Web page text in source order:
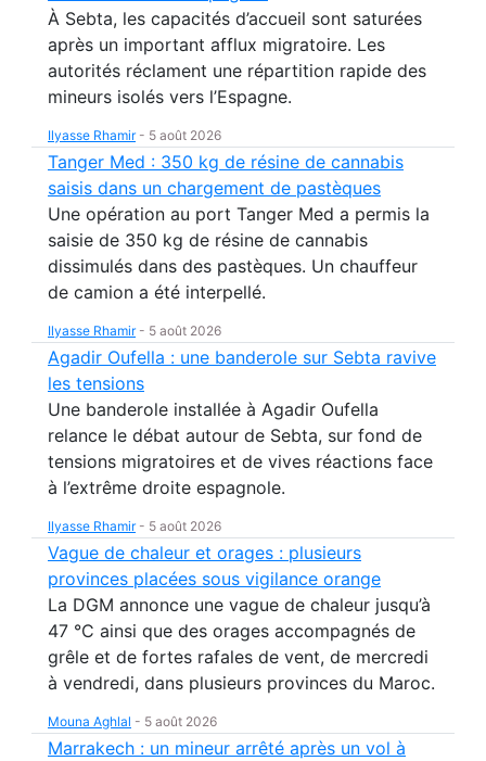
À Sebta, les capacités d’accueil sont saturées
après un important afflux migratoire. Les
autorités réclament une répartition rapide des
mineurs isolés vers l’Espagne.
Ilyasse Rhamir- 5 août 2026
Tanger Med : 350 kg de résine de cannabis
saisis dans un chargement de pastèques
Une opération au port Tanger Med a permis la
saisie de 350 kg de résine de cannabis
dissimulés dans des pastèques. Un chauffeur
de camion a été interpellé.
Ilyasse Rhamir- 5 août 2026
Agadir Oufella : une banderole sur Sebta ravive
les tensions
Une banderole installée à Agadir Oufella
relance le débat autour de Sebta, sur fond de
tensions migratoires et de vives réactions face
à l’extrême droite espagnole.
Ilyasse Rhamir- 5 août 2026
Vague de chaleur et orages : plusieurs
provinces placées sous vigilance orange
La DGM annonce une vague de chaleur jusqu’à
47 °C ainsi que des orages accompagnés de
grêle et de fortes rafales de vent, de mercredi
à vendredi, dans plusieurs provinces du Maroc.
Mouna Aghlal - 5 août 2026
Marrakech : un mineur arrêté après un vol à